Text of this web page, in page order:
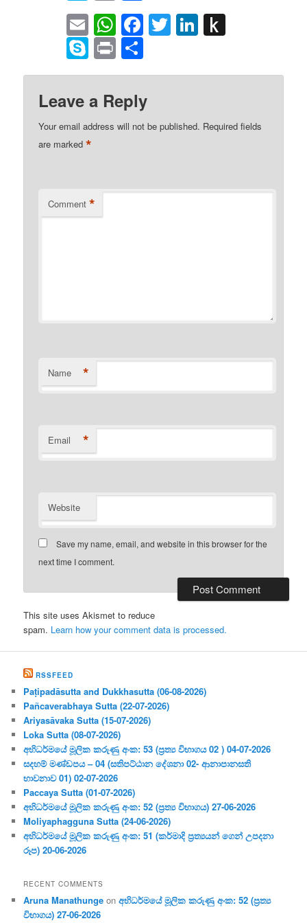
EmailWhatsApp
Facebook
TwitterLinkedIn
Kindle
Skype
Print
Leave a Reply
Your email address will not be published. Required fields
are marked*
Comment *
Name *
Email *
Website
Save my name, email, and website in this browser for the
next time I comment.
This site uses Akismet to reduce
spam. Learn how your comment data is processed.
RSSFEED
Paṭipadāsutta and Dukkhasutta (06-08-2026)
Pañcaverabhaya Sutta (22-07-2026)
Ariyasāvaka Sutta (15-07-2026)
Loka Sutta (08-07-2026)
අභිධර්මයේ මූලික කරුණු අංක: 53 (ප්‍ර‍ත්‍ය විභාගය 02 ) 04-07-2026
සදහම් මණ්ඩපය – 04 (සතිපට්ඨාන දේශනා 02- ආනාපානසති
භාවනාව 01) 02-07-2026
Paccaya Sutta (01-07-2026)
අභිධර්මයේ මූලික කරුණු අංක: 52 (ප්‍ර‍ත්‍ය විභාගය) 27-06-2026
Moliyaphagguna Sutta (24-06-2026)
අභිධර්මයේ මූලික කරුණු අංක: 51 (කර්මාදි ප්‍ර‍ත්‍යයන් ගෙන් උපදනා
රූප) 20-06-2026
RECENT COMMENTS
Aruna Manathunge onඅභිධර්මයේ මූලික කරුණු අංක: 52 (ප්‍ර‍ත්‍ය
විභාගය) 27-06-2026